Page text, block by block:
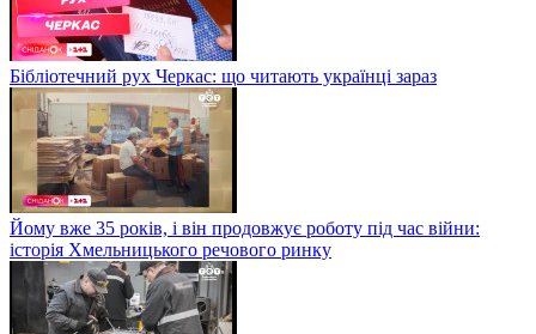
Бібліотечний рух Черкас: що читають українці зараз
Йому вже 35 років, і він продовжує роботу під час війни:
історія Хмельницького речового ринку